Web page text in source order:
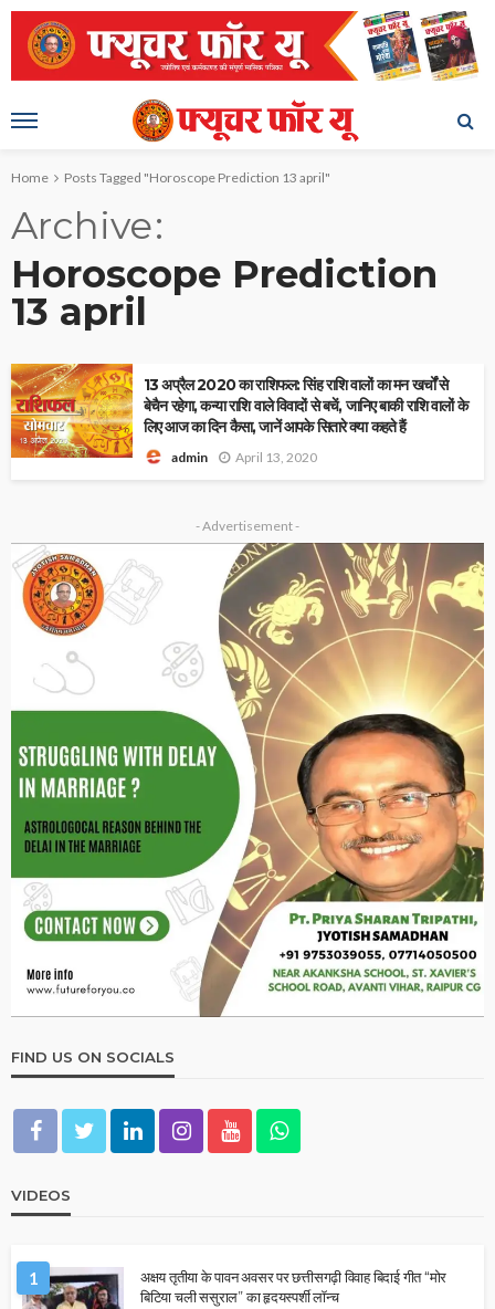
Home Posts Tagged "Horoscope Prediction 13 april"
Archive
Horoscope Prediction
13 april
13 अप्रैल 2020 का राशिफल: सिंह राशि वालों का मन खर्चों से
बेचैन रहेगा, कन्या राशि वाले विवादों से बचें, जानिए बाकी राशि वालों के
लिए आज का दिन कैसा, जानें आपके सितारे क्या कहते हैं
admin April 13, 2020
- Advertisement -
FIND US ON SOCIALS
VIDEOS
1
अक्षय तृतीया के पावन अवसर पर छत्तीसगढ़ी विवाह बिदाई गीत “मोर
बिटिया चली ससुराल” का हृदयस्पर्शी लॉन्च